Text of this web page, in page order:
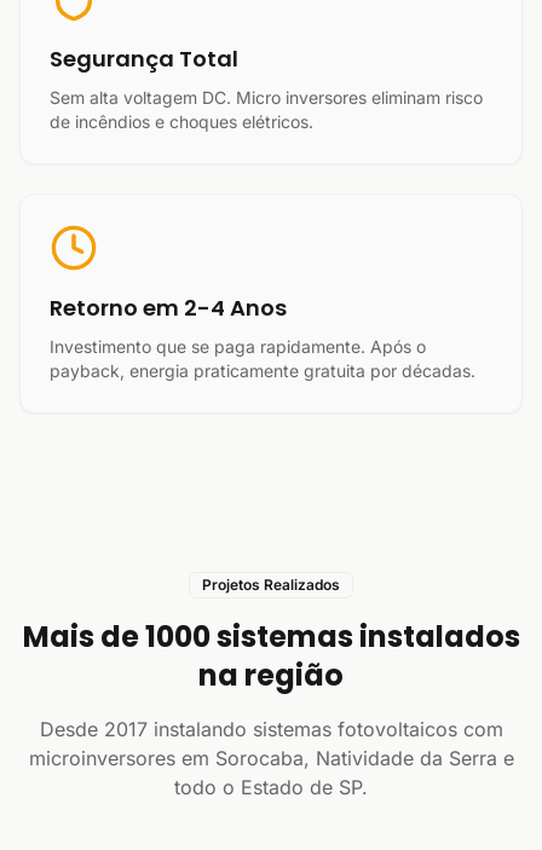
Segurança Total
Sem alta voltagem DC. Micro inversores eliminam risco
de incêndios e choques elétricos.
Retorno em 2-4 Anos
Investimento que se paga rapidamente. Após o
payback, energia praticamente gratuita por décadas.
Projetos Realizados
Mais de 1000 sistemas instalados
na região
Desde 2017 instalando sistemas fotovoltaicos com
microinversores em Sorocaba, Natividade da Serra e
todo o Estado de SP.